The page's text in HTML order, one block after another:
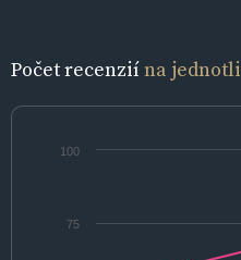
Počet recenziína
100
75